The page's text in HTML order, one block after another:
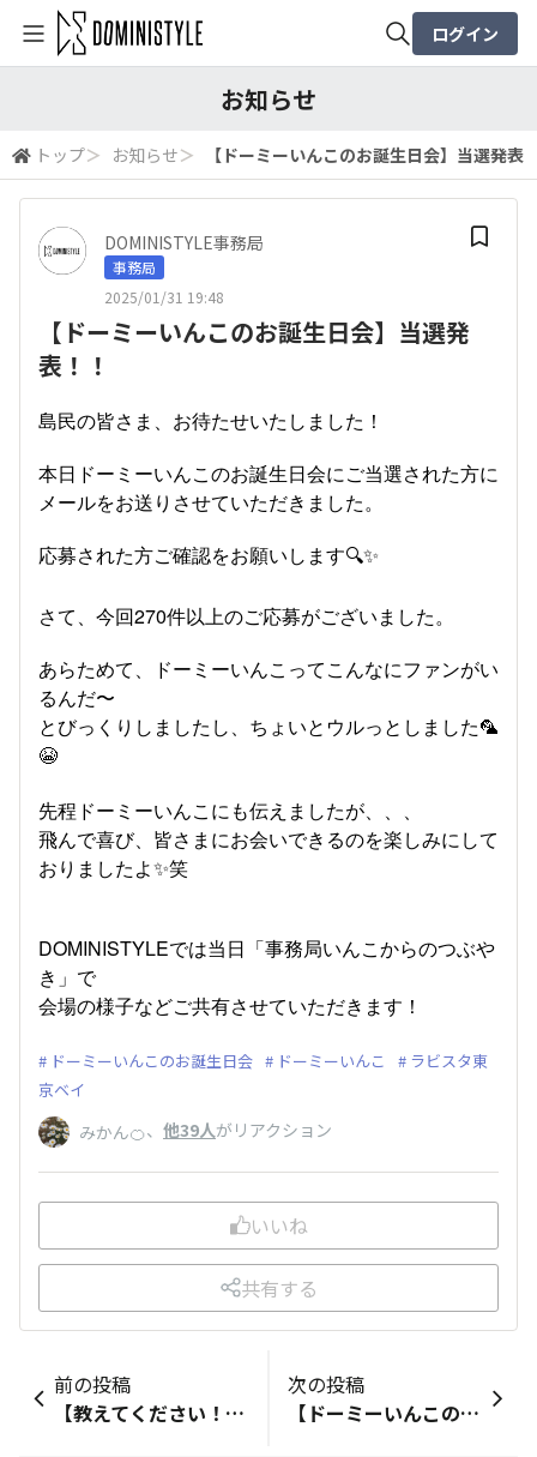
検索
ログイン
お知らせ
トップ＞ お知らせ＞ 【ドーミーいんこのお誕生日会】当選発表
DOMINISTYLE事務局
事務局
2025/01/31 19:48
【ドーミーいんこのお誕生日会】当選発
表！！
島民の皆さま、お待たせいたしました！
本日ドーミーいんこのお誕生日会にご当選された方に
メールをお送りさせていただきました。
応募された方ご確認をお願いします🔍✨
さて、今回270件以上のご応募がございました。
あらためて、ドーミーいんこってこんなにファンがい
るんだ〜
とびっくりしましたし、ちょいとウルっとしました🦜
😭
先程ドーミーいんこにも伝えましたが、、、
飛んで喜び、皆さまにお会いできるのを楽しみにして
おりましたよ✨笑
DOMINISTYLEでは当日「事務局いんこからのつぶや
き」で
会場の様子などご共有させていただきます！
ドーミーいんこのお誕生日会 ドーミーいんこ
ラビスタ東
京ベイ
みかん🍊、 他39人がリアクション
いいね
共有する
前の投稿
【教えてください！】2024年思い出フォト投稿キャンペーン
次の投稿
【ドーミーいんこの誕生日イベント】追加当選発表！！